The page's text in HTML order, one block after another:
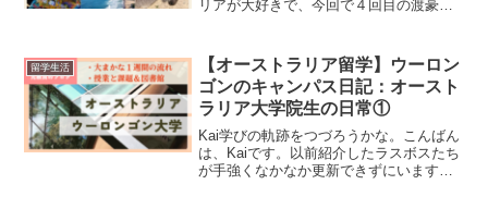
リアが大好きで、今回で４回目の渡豪と
ておいた方がいいかもしれんと思いまし
て、僭越ながらこれ...
留学生活
【オーストラリア留学】ウーロン
ゴンのキャンパス日記：オースト
ラリア大学院生の日常①
Kai学びの軌跡をつづろうかな。こんばん
は、Kaiです。以前紹介したラスボスたち
が手強くなかなか更新できずにいます。